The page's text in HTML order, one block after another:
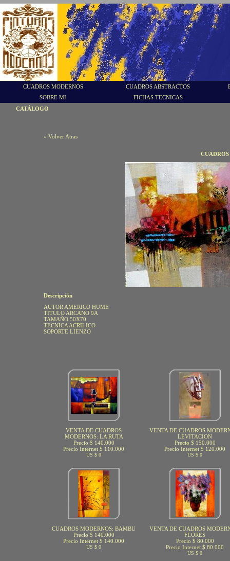
CUADROS MODERNOS CUADROS ABSTRACTOS
SOBRE MI
FICHAS TECNICAS
CATÁLOGO
« Volver Atras
Descripción
AUTOR AMERICO HUME
TITULO ARCANO 9A
TAMAÑO 50X70
TECNICA ACRILICO
SOPORTE LIENZO
VENTA DE CUADROS
MODERNOS: LA RUTA
Precio $ 140.000
Precio Internet $ 110.000
US $ 0
VENTA DE CUADROS
LEVITACION
Precio $ 150.000
Precio Internet $ 120.000
US $ 0
CUADROS MODERNOS: BAMBU
Precio $ 140.000
Precio Internet $ 140.000
US $ 0
VENTA DE CUADROS
FLORES
Precio $ 80.000
Precio Internet $ 80.000
US $ 0